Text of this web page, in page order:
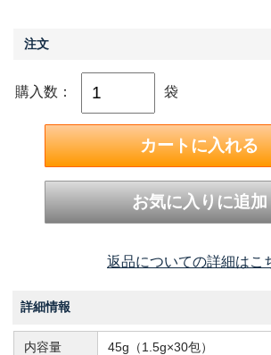
注文
購入数： 袋
返品についての詳細はこ
詳細情報
内容量 45g（1.5g×30包）